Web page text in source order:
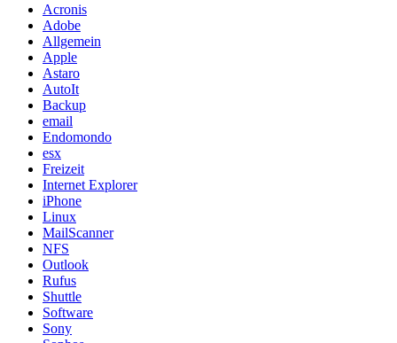
Acronis
Adobe
Allgemein
Apple
Astaro
AutoIt
Backup
email
Endomondo
esx
Freizeit
Internet Explorer
iPhone
Linux
MailScanner
NFS
Outlook
Rufus
Shuttle
Software
Sony